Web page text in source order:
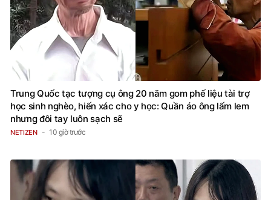
Trung Quốc tạc tượng cụ ông 20 năm gom phế liệu tài trợ
học sinh nghèo, hiến xác cho y học: Quần áo ông lấm lem
nhưng đôi tay luôn sạch sẽ
NETIZEN 10 giờ trước